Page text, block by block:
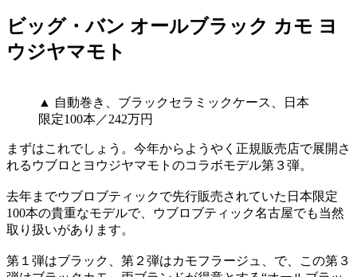
ビッグ・バン オールブラック カモ ヨ
ウジヤマモト
▲ 自動巻き、ブラックセラミックケース、日本
限定100本／242万円
まずはこれでしょう。今年からようやく正規販売店で展開さ
れるウブロとヨウジヤマモトのコラボモデル第３弾。
去年までウブロブティックで先行販売されていた日本限定
100本の貴重なモデルで、ウブロブティック名古屋でも当然
取り扱いがあります。
第１弾はブラック、第２弾はカモフラージュ、で、この第３